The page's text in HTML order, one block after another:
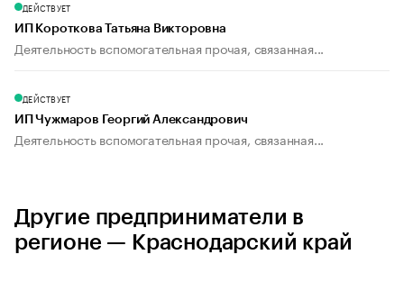
ДЕЙСТВУЕТ
ИП Короткова Татьяна Викторовна
Деятельность вспомогательная прочая, связанная...
ДЕЙСТВУЕТ
ИП Чужмаров Георгий Александрович
Деятельность вспомогательная прочая, связанная...
Другие предприниматели в
регионе — Краснодарский край